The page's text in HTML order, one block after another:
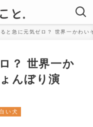
と急に元気ゼロ？ 世界一かわ
？ 世界一か
んぼり演
い犬